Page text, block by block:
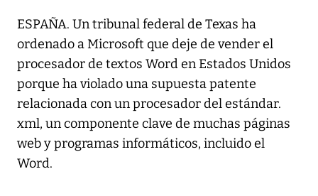
ESPAÑA. Un tribunal federal de Texas ha
ordenado a Microsoft que deje de vender el
procesador de textos Word en Estados Unidos
porque ha violado una supuesta patente
relacionada con un procesador del estándar.
xml, un componente clave de muchas páginas
web y programas informáticos, incluido el
Word.